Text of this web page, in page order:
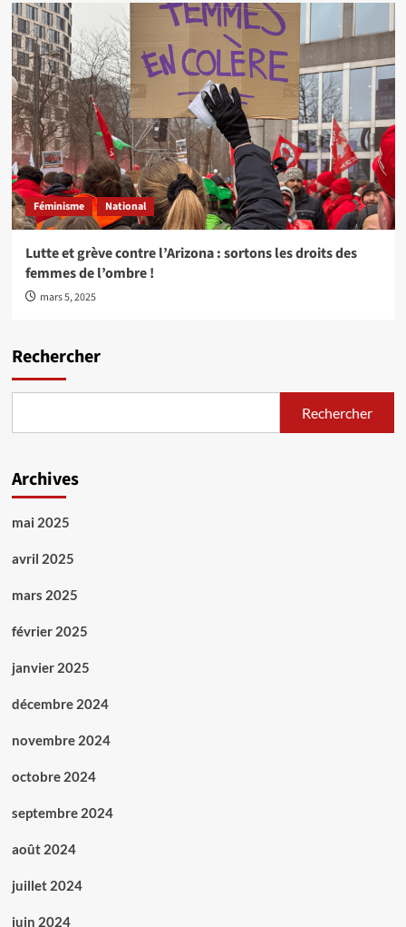
Féminisme National
Lutte et grève contre l’Arizona : sortons les droits des
femmes de l’ombre !
mars 5, 2025
Rechercher
Rechercher
Archives
mai 2025
avril 2025
mars 2025
février 2025
janvier 2025
décembre 2024
novembre 2024
octobre 2024
septembre 2024
août 2024
juillet 2024
juin 2024